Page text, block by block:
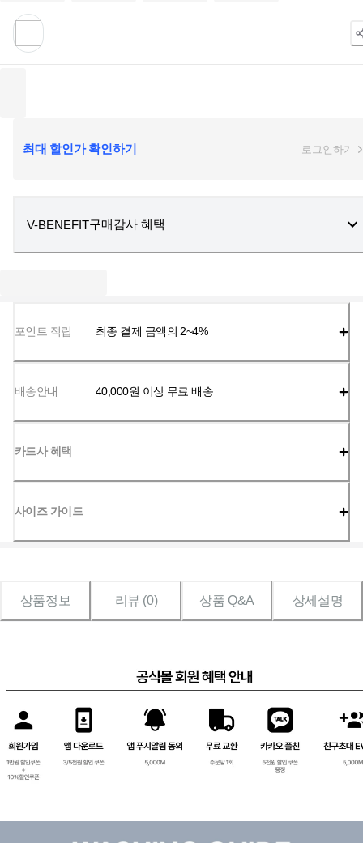
최대 할인가 확인하기 로그인하기
V-BENEFIT구매감사 혜택
포인트 적립 최종 결제 금액의 2~4%
배송안내 40,000원 이상 무료 배송
카드사 혜택
사이즈 가이드
상품정보 리뷰 (0) 상품 Q&A 상세설명